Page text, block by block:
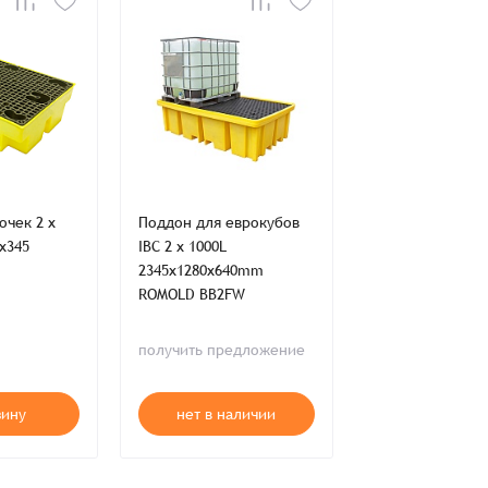
Публичной оферты
Пользовательского соглашения,
2 x
Поддон для еврокубов
IBC 2 x 1000L
2345x1280x640mm
ROMOLD BB2FW
получить предложение
нет в наличии